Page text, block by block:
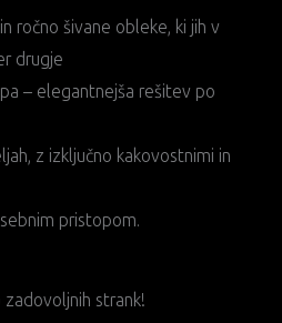
ročno šivane obleke, ki jih v
drugje
– elegantnejša rešitev po
z izključno kakovostnimi in
pristopom.
zadovoljnih strank!